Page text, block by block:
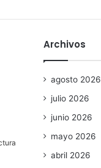
Archivos
agosto 2026
julio 2026
junio 2026
mayo 2026
abril 2026